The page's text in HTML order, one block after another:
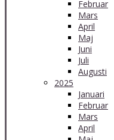
Februar
Mars
April
Maj
Juni
Juli
Augusti
2025
Januari
Februar
Mars
April